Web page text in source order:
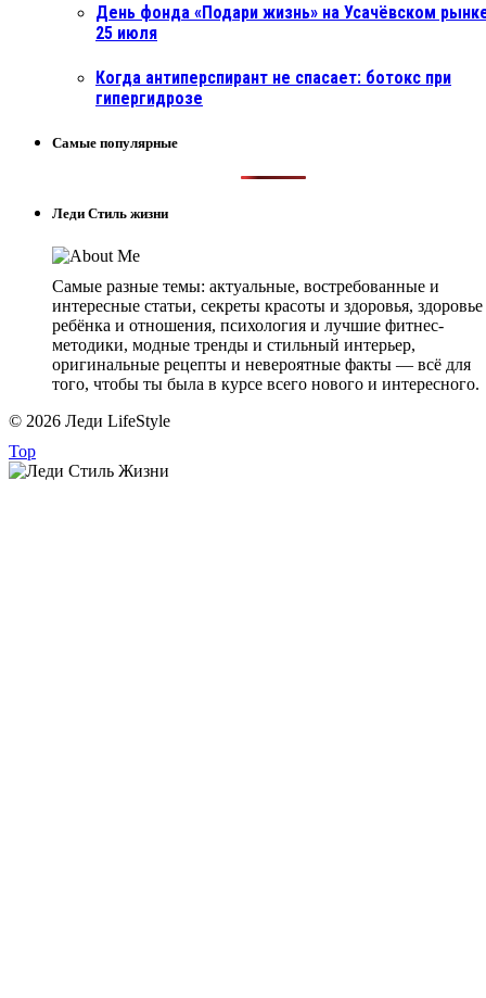
День фонда «Подари жизнь» на Усачёвском
25 июля
Когда антиперспирант не спасает: ботокс при
гипергидрозе
Самые популярные
Леди Стиль жизни
Самые разные темы: актуальные, востребованные и
интересные статьи, секреты красоты и здоровья, здоровье
ребёнка и отношения, психология и лучшие фитнес-
методики, модные тренды и стильный интерьер,
оригинальные рецепты и невероятные факты — всё для
того, чтобы ты была в курсе всего нового и интересного.
© 2026 Леди LifeStyle
Top